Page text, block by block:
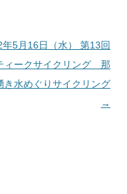
年5月16日（水） 第13回
ィークサイクリング 那
き水めぐりサイクリング
→